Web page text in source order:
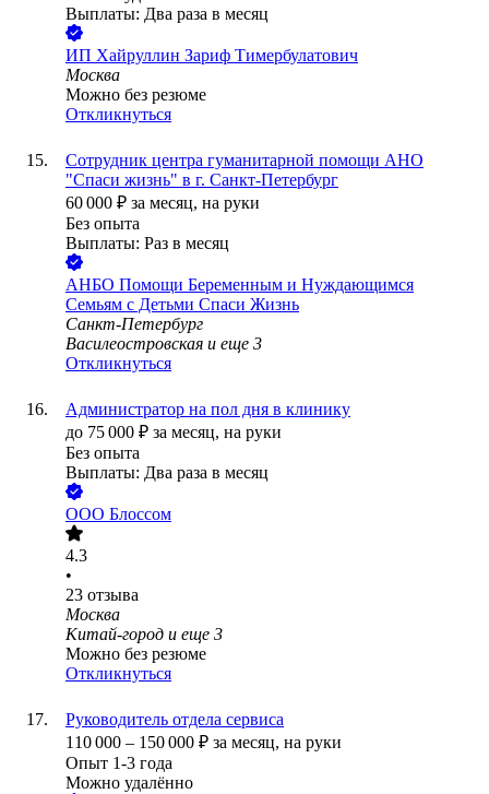
Выплаты: Два раза в месяц
ИП Хайруллин Зариф Тимербулатович
Москва
Можно без резюме
Откликнуться
Сотрудник центра гуманитарной помощи АНО
"Спаси жизнь" в г. Санкт-Петербург
60 000 ₽ за месяц, на руки
Без опыта
Выплаты: Раз в месяц
АНБО Помощи Беременным и Нуждающимся
Семьям с Детьми Спаси Жизнь
Санкт-Петербург
Василеостровская и еще 3
Откликнуться
Администратор на пол дня в клинику
до 75 000 ₽ за месяц, на руки
Без опыта
Выплаты: Два раза в месяц
ООО Блоссом
4.3
•
23 отзыва
Москва
Китай-город и еще 3
Можно без резюме
Откликнуться
Руководитель отдела сервиса
110 000 – 150 000 ₽ за месяц, на руки
Опыт 1-3 года
Можно удалённо